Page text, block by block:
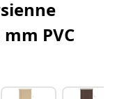
PVC